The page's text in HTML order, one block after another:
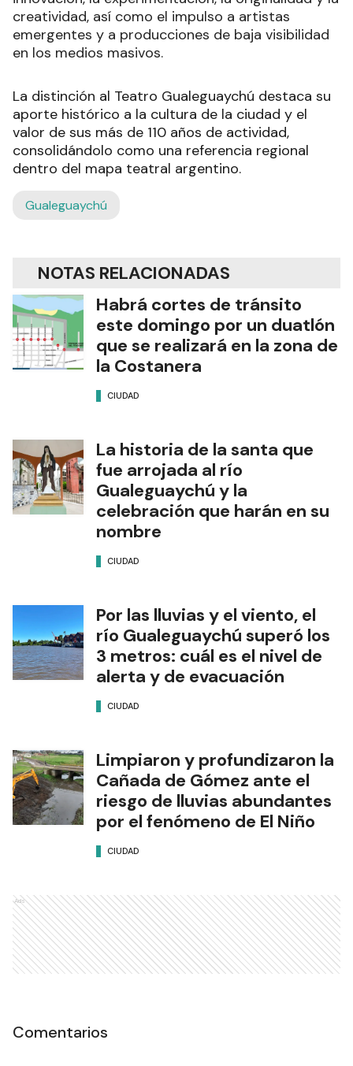
creatividad, así como el impulso a artistas
emergentes y a producciones de baja visibilidad
en los medios masivos.
La distinción al Teatro Gualeguaychú destaca su
aporte histórico a la cultura de la ciudad y el
valor de sus más de 110 años de actividad,
consolidándolo como una referencia regional
dentro del mapa teatral argentino.
Gualeguaychú
NOTAS RELACIONADAS
Habrá cortes de tránsito
este domingo por un duatlón
que se realizará en la zona de
la Costanera
CIUDAD
La historia de la santa que
fue arrojada al río
Gualeguaychú y la
celebración que harán en su
nombre
CIUDAD
Por las lluvias y el viento, el
río Gualeguaychú superó los
3 metros: cuál es el nivel de
alerta y de evacuación
CIUDAD
Limpiaron y profundizaron la
Cañada de Gómez ante el
riesgo de lluvias abundantes
por el fenómeno de El Niño
CIUDAD
Ads
Comentarios